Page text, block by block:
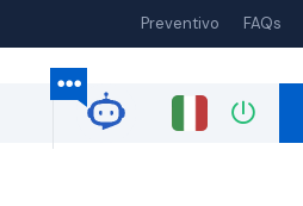
Preventivo FAQs